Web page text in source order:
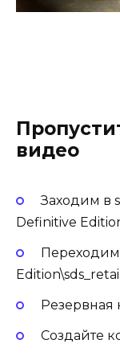
видео
Заходим в
Definitive
Переходим
Резервная
Создайте